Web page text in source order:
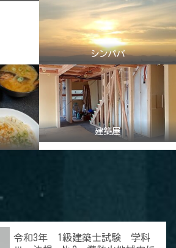
シンパパ
建築屋
令和3年 1級建築士試験 学科